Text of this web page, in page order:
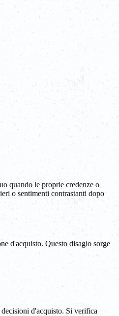
quando le proprie credenze o
o sentimenti contrastanti dopo
d'acquisto. Questo disagio sorge
d'acquisto. Si verifica